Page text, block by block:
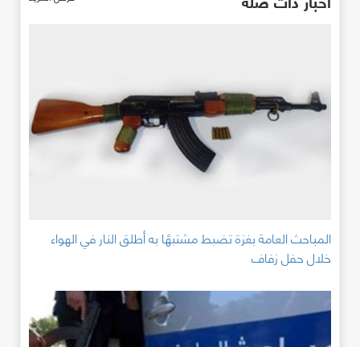
المباحث العامة بغزة تضبط مشتبهًا به أطلق النار في الهواء
خلال حفل زفاف